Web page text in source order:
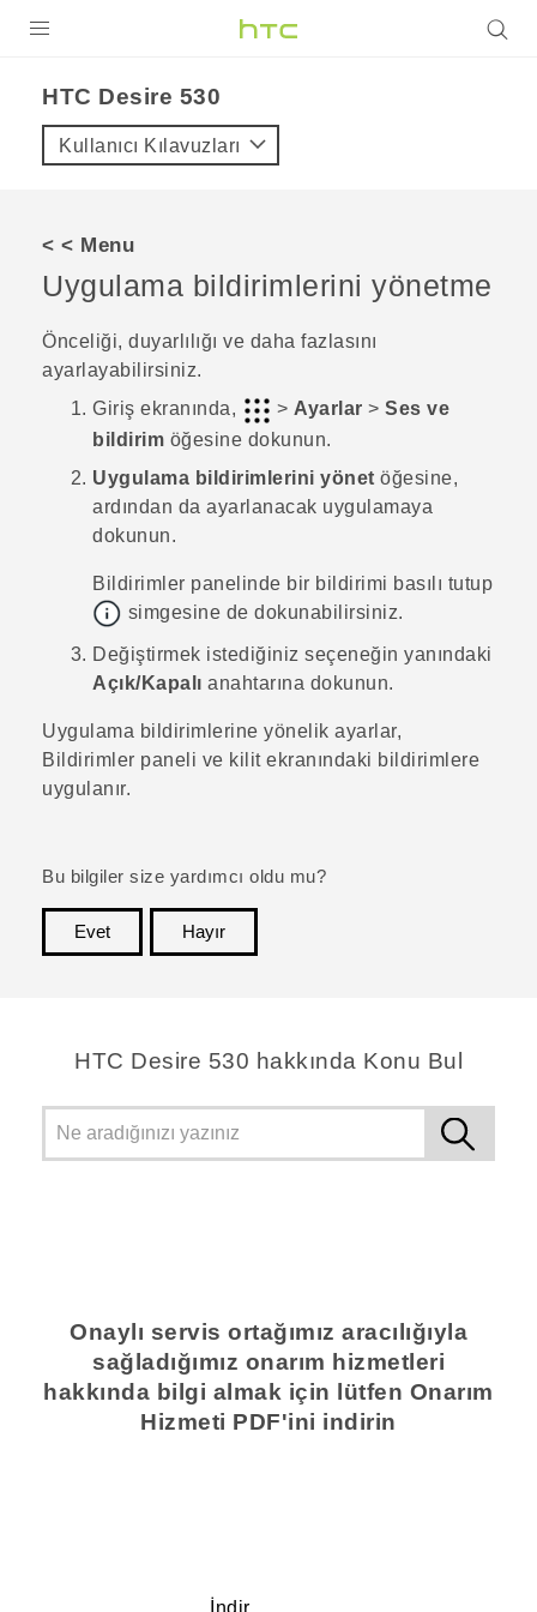
VIVE
VIVERSE
DESTEK
HTC Desire 530‎
Kullanıcı Kılavuzları
< < Menu
Uygulama bildirimlerini yönetme
Önceliği, duyarlılığı ve daha fazlasını
ayarlayabilirsiniz.
Giriş ekranında, > Ayarlar > Ses ve
bildirim öğesine dokunun.
Uygulama bildirimlerini yönet öğesine,
ardından da ayarlanacak uygulamaya
dokunun.
Bildirimler panelinde bir bildirimi basılı tutup
simgesine de dokunabilirsiniz.
Değiştirmek istediğiniz seçeneğin yanındaki
Açık/Kapalı anahtarına dokunun.
Uygulama bildirimlerine yönelik ayarlar,
Bildirimler paneli ve kilit ekranındaki bildirimlere
uygulanır.
Bu bilgiler size yardımcı oldu mu?
Evet
Hayır
HTC Desire 530 hakkında Konu Bul
Onaylı servis ortağımız aracılığıyla
sağladığımız onarım hizmetleri
hakkında bilgi almak için lütfen Onarım
Hizmeti PDF'ini indirin
İndir